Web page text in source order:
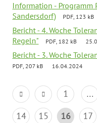
Information -
Sandersdorf)
PDF, 123 kB
Bericht - 4. Woche
Regeln"
PDF, 182 kB
Bericht - 3. Woche
PDF, 207 kB 16.04.2024
1 ...
14
15 16 17